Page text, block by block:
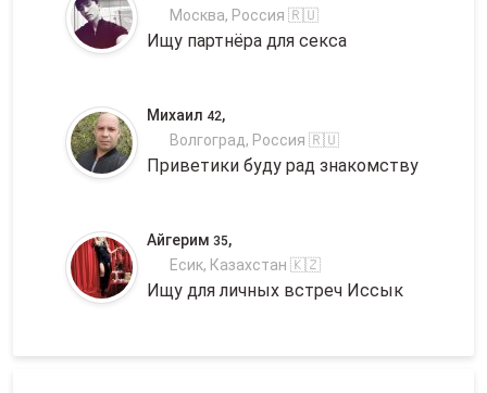
Москва, Россия 🇷🇺
Ищу партнёра для секса
Михаил 42,
Волгоград, Россия 🇷🇺
Приветики буду рад знакомству
Айгерим 35,
Есик, Казахстан 🇰🇿
Ищу для личных встреч Иссык